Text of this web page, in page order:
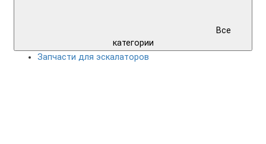
Все
категории
Запчасти для эскалаторов